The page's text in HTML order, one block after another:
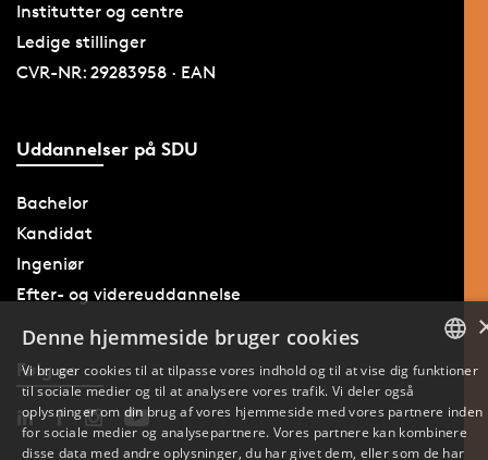
Institutter og centre
Ledige stillinger
CVR-NR: 29283958 · EAN
Uddannelser på SDU
Bachelor
Kandidat
Ingeniør
Efter- og videreuddannelse
Følg os
ENGLISH
Denne hjemmeside bruger cookies
Vi bruger cookies til at tilpasse vores indhold og til at vise dig funktioner
til sociale medier og til at analysere vores trafik. Vi deler også
oplysninger om din brug af vores hjemmeside med vores partnere inden
for sociale medier og analysepartnere. Vores partnere kan kombinere
disse data med andre oplysninger, du har givet dem, eller som de har